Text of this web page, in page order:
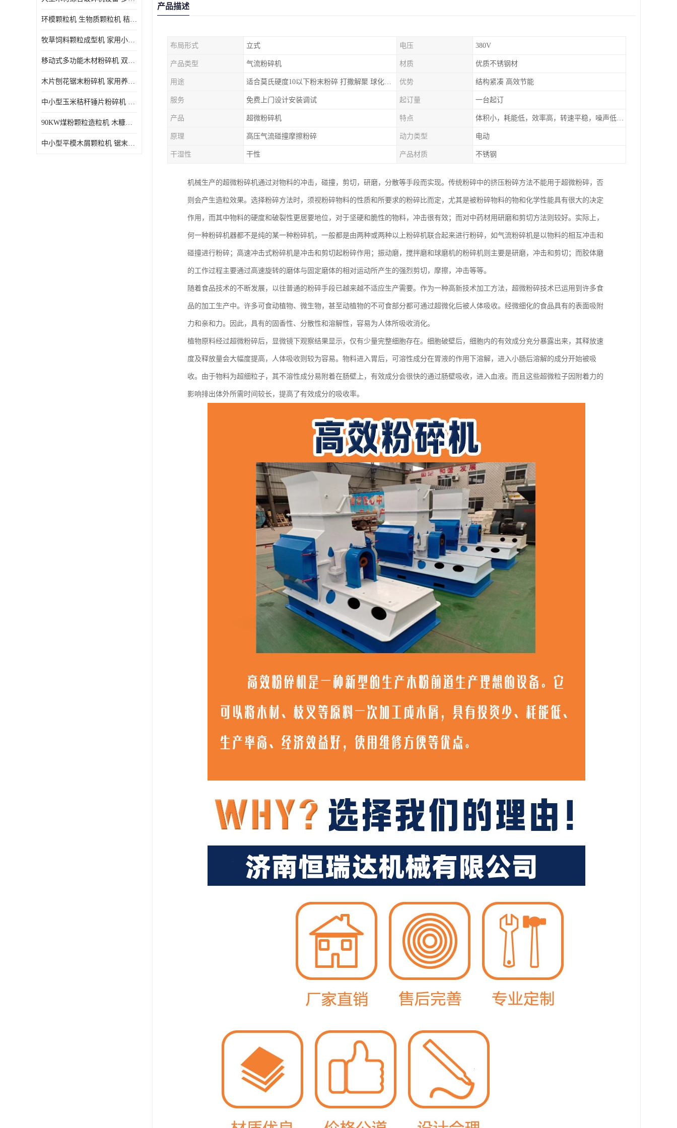
环模颗粒机 生物质颗粒机 秸秆木屑制粒机 木糠造粒机
牧草饲料颗粒成型机 家用小型饲料颗粒机 可定制
移动式多功能木材粉碎机 双进料口果树枝叶粉碎 木片边角料
木片刨花锯末粉碎机 家用养殖饲料玉米芯秸秆粉碎机械
中小型玉米秸秆锤片粉碎机 家用多功能打粉机 杂粮饲料粉碎设备
90KW煤粉颗粒造粒机 木糠稻壳制粒机 秸秆颗粒机
中小型平模木屑颗粒机 锯末刨花生物质燃料秸秆压缩颗粒机
产品描述
布局形式 立式 电压 380V
产品类型 气流粉碎机 材质 优质不锈钢材
用途 适合莫氏硬度10以下粉末粉碎 打撒解聚 球化整形等 优势 结构紧凑 高效节能
服务 免费上门设计安装调试 起订量 一台起订
产品 超微粉碎机 特点 体积小，耗能低，效率高，转速平稳，噪声低，密封可靠
原理 高压气流碰撞摩擦粉碎 动力类型 电动
干湿性 干性 产品材质 不锈钢
机械生产的超微粉碎机通过对物料的冲击，碰撞，剪切，研磨，分散等手段而实现。传统粉碎中的挤压粉碎方法不能用于超微粉碎，否
则会产生造粒效果。选择粉碎方法时，须视粉碎物料的性质和所要求的粉碎比而定，尤其是被粉碎物料的物和化学性能具有很大的决定
作用，而其中物料的硬度和破裂性更居要地位，对于坚硬和脆性的物料，冲击很有效；而对中药材用研磨和剪切方法则较好。实际上，
何一种粉碎机器都不是纯的某一种粉碎机，一般都是由两种或两种以上粉碎机联合起来进行粉碎，如气流粉碎机是以物料的相互冲击和
碰撞进行粉碎；高速冲击式粉碎机是冲击和剪切起粉碎作用；振动磨，搅拌磨和球磨机的粉碎机则主要是研磨，冲击和剪切；而胶体磨
的工作过程主要通过高速旋转的磨体与固定磨体的相对运动所产生的强烈剪切，摩擦，冲击等等。
随着食品技术的不断发展，以往普通的粉碎手段已越来越不适应生产需要。作为一种高新技术加工方法，超微粉碎技术已运用到许多食
品的加工生产中。许多可食动植物、微生物，甚至动植物的不可食部分都可通过超微化后被人体吸收。经微细化的食品具有的表面吸附
力和亲和力。因此，具有的固香性、分散性和溶解性，容易为人体所吸收消化。
植物原料经过超微粉碎后，显微镜下观察结果显示，仅有少量完整细胞存在。细胞破壁后，细胞内的有效成分充分暴露出来，其释放速
度及释放量会大幅度提高，人体吸收则较为容易。物料进入胃后，可溶性成分在胃液的作用下溶解，进入小肠后溶解的成分开始被吸
收。由于物料为超细粒子，其不溶性成分易附着在肠壁上，有效成分会很快的通过肠壁吸收，进入血液。而且这些超微粒子因附着力的
影响排出体外所需时间较长，提高了有效成分的吸收率。